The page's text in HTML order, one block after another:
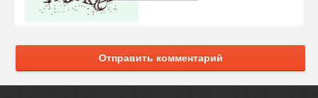
Отправить комментарий